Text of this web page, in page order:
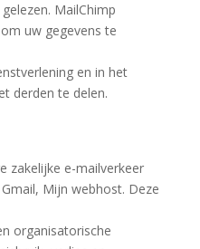
MailChimp
uw gegevens te
en in het
derden te delen.
zakelijke e-mailverkeer
Mijn webhost. Deze
organisatorische